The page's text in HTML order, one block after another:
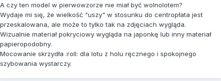
A czy ten model w pierwowzorze nie miał być wolnolotem?
Wydaje mi się, że wielkość "uszy" w stosunku do centropłata jest
przeskalowana, ale może to tylko tak na zdjęciach wygląda.
Wizualnie materiał pokryciowy wygląda na japonkę lub inny materiał
papieropodobny.
Mocowanie skrzydła :roll: dla lotu z holu ręcznego i spokojnego
szybowania wystarczy.